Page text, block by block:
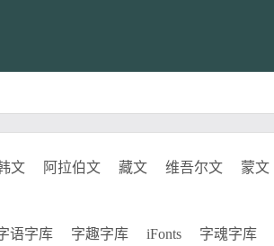
文 阿拉伯文 藏文 维吾尔文 蒙文
语字库 字趣字库 iFonts 字魂字库